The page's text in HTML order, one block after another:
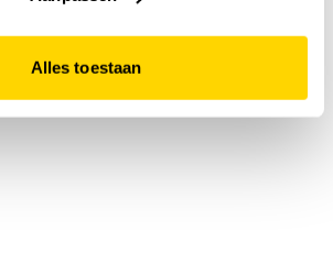
Alles toestaan